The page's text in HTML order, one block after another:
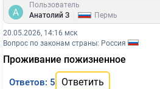
Пользователь
Анатолий З
Пермь
20.05.2026, 14:16 мск
Вопрос по законам страны: Россия
Проживание пожизненное
Ответов: 5 Ответить